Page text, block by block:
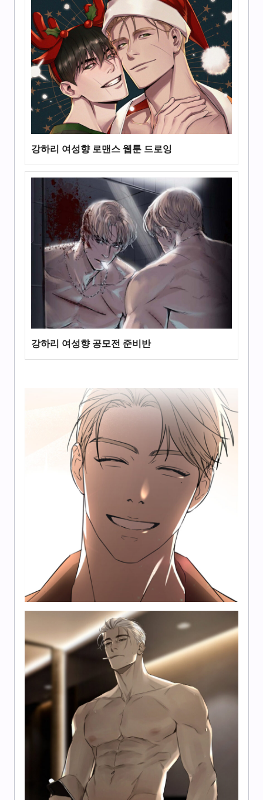
강하리 여성향 로맨스 웹툰 드로잉
강하리 여성향 공모전 준비반